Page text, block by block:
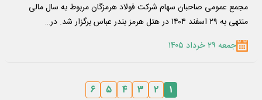
مجمع عمومی صاحبان سهام شرکت فولاد هرمزگان مربوط به سال مالی
منتهی به ۲۹ اسفند ۱۴۰۴ در هتل هرمز بندر عباس برگزار شد. در…
جمعه ۲۹ خرداد ۱۴۰۵
۱ ۲ ۳ ۴ ۵ ۶